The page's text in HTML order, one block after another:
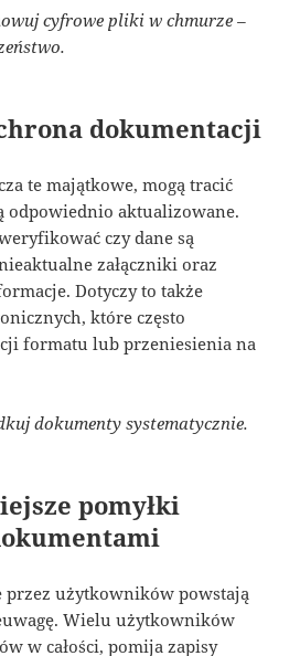
cyfrowe pliki w chmurze –
dokumentacji
te majątkowe, mogą tracić
odpowiednio aktualizowane.
czy dane są
załączniki oraz
Dotyczy to także
które często
formatu lub przeniesienia na
dokumenty systematycznie.
pomyłki
przez użytkowników powstają
Wielu użytkowników
w całości, pomija zapisy